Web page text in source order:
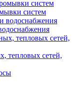
систем
тепловых сетей,